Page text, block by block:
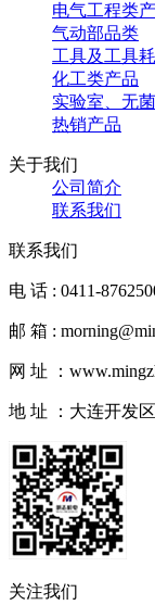
电气工程类
气动部品类
工具及工具
化工类产品
实验室、无
热销产品
关于我们
公司简介
联系我们
联系我们
电 话 : 0411-
邮 箱 :
网 址 ：
地 址 ：大连开发
关注我们